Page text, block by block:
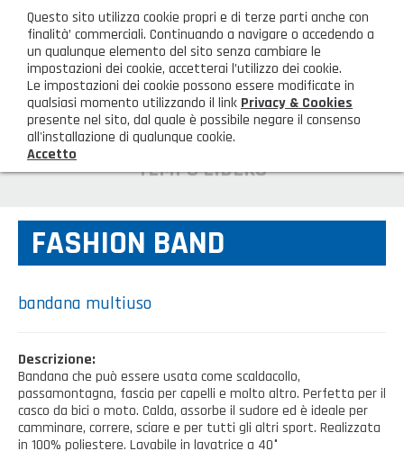
AREA CLIENTI
HOME
Chi siamo
GAMMA PRODOTTI
Borse, cesti e trolley
Casalinghi Cucina
Casalinghi Pulizia
PRODOTTI NOVITÀ
Richiesta Informazioni
Dove siamo
SHOP PRIVATI
NOVITÀ ED EVENTI
TEMPO LIBERO
FASHION BAND
bandana multiuso
Descrizione:
Bandana che può essere usata come scaldacollo,
passamontagna, fascia per capelli e molto altro. Perfetta per il
casco da bici o moto. Calda, assorbe il sudore ed è ideale per
camminare, correre, sciare e per tutti gli altri sport. Realizzata
in 100% poliestere. Lavabile in lavatrice a 40°
Questo sito utilizza cookie propri e di terze parti anche con
finalità’ commerciali. Continuando a navigare o accedendo a
un qualunque elemento del sito senza cambiare le
impostazioni dei cookie, accetterai l’utilizzo dei cookie.
Le impostazioni dei cookie possono essere modificate in
qualsiasi momento utilizzando il link Privacy & Cookies
presente nel sito, dal quale è possibile negare il consenso
all'installazione di qualunque cookie.
Accetto